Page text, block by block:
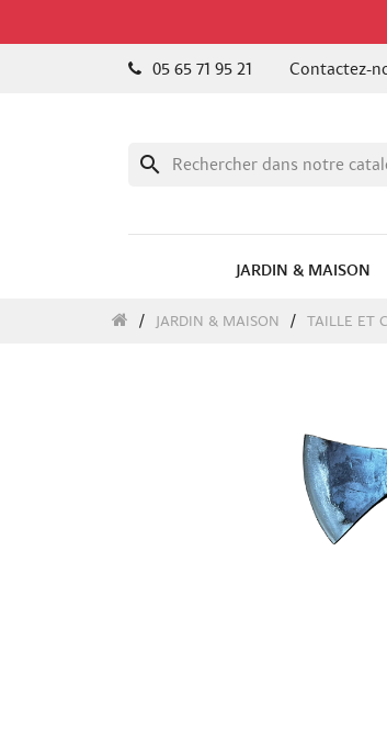
05 65 71 95 21 Contactez-
search
JARDIN & MAISON
JARDIN & MAISON TAILLE ET